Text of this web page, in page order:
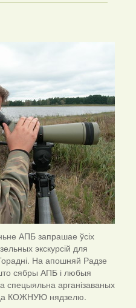
АПБ запрашае ўсіх
экскурсій для
На апошняй Радзе
сябры АПБ і любыя
арганізаваных
КОЖНУЮ нядзелю.